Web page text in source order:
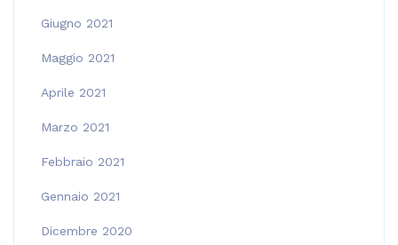
Giugno 2021
Maggio 2021
Aprile 2021
Marzo 2021
Febbraio 2021
Gennaio 2021
Dicembre 2020